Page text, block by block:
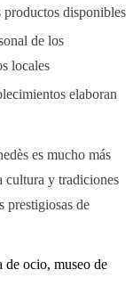
productos disponibles
de los
locales
elaboran
es mucho más
cultura y tradiciones
prestigiosas de
de ocio, museo de